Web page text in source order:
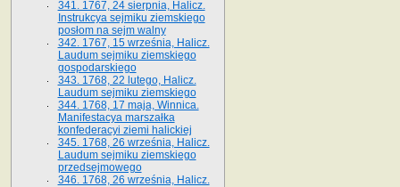
341. 1767, 24 sierpnia, Halicz.
Instrukcya sejmiku ziemskiego
posłom na sejm walny
342. 1767, 15 września, Halicz.
Laudum sejmiku ziemskiego
gospodarskiego
343. 1768, 22 lutego, Halicz.
Laudum sejmiku ziemskiego
344. 1768, 17 maja, Winnica.
Manifestacya marszałka
konfederacyi ziemi halickiej
345. 1768, 26 września, Halicz.
Laudum sejmiku ziemskiego
przedsejmowego
346. 1768, 26 września, Halicz.